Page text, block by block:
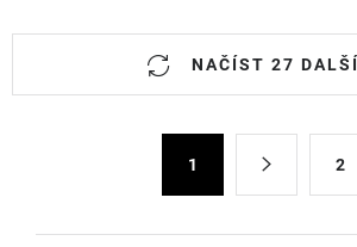
O
NAČÍST 27
1 2